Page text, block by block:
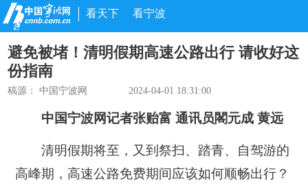
看天下 看宁波
避免被堵！清明假期高速公路出行 请收好这
份指南
稿源： 中国宁波网 2024-04-01 18:31:00
中国宁波网记者张贻富 通讯员閣元成 黄远
清明假期将至，又到祭扫、踏青、自驾游的
高峰期，高速公路免费期间应该如何顺畅出行？